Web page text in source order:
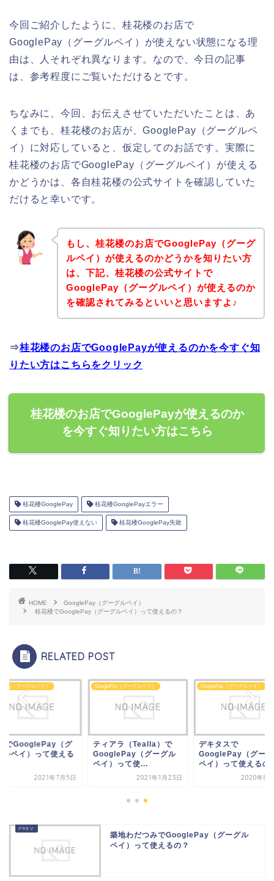
今回ご紹介したように、桂花楼のお店で
GooglePay（グーグルペイ）が使えない状態になる理
由は、人それぞれ異なります。なので、今日の記事
は、参考程度にご覧いただけるとです。
ちなみに、今回、お伝えさせていただいたことは、あ
くまでも、桂花楼のお店が、GooglePay（グーグルペ
イ）に対応していると、仮定してのお話です。実際に
桂花楼のお店でGooglePay（グーグルペイ）が使える
かどうかは、各自桂花楼の公式サイトを確認していた
だけると幸いです。
もし、桂花楼のお店でGooglePay（グーグ
ルペイ）が使えるのかどうかを知りたい方
は、下記、桂花楼の公式サイトで
GooglePay（グーグルペイ）が使えるのか
を確認されてみるといいと思いますよ♪
⇒桂花楼のお店でGooglePayが使えるのかを今すぐ知
りたい方はこちらをクリック
桂花楼のお店でGooglePayが使えるのか
を今すぐ知りたい方はこちら
桂花楼GooglePay 桂花楼GooglePayエラー
桂花楼GooglePay使えない 桂花楼GooglePay失敗
HOME
GooglePay（グーグルペイ）
桂花楼でGooglePay（グーグルペイ）って使えるの？
RELATED POST
（グーグルペイ）
アラ（Tealla）で
（グーグル
2021年1月23日
GooglePay（グーグルペイ）
デキタスで
GooglePay（グーグル
ペイ）って使えるの？
2020年8月25日
GooglePay（グーグルペイ）
fitauでGooglePay
ーグルペイ）って使
の？
2021年7
築地わだつみでGooglePay（グーグル
ペイ）って使えるの？